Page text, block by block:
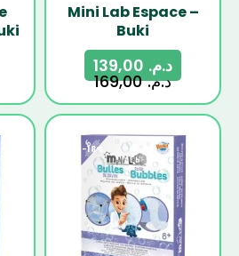
Mini Lab Espace –
Buki
د.م.169,00
د.م.
-18%